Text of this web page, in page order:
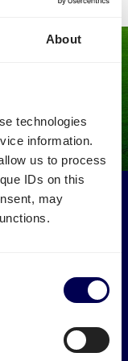
About
technologies
information.
us to process
IDs on this
may
IJssel ophalen